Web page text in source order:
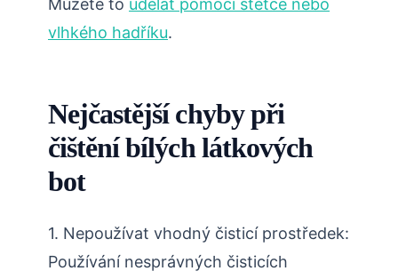
Můžete to udělat pomocí štětce nebo
vlhkého hadříku.
Nejčastější chyby při
čištění bílých látkových
bot
1. Nepoužívat vhodný čisticí prostředek:
Používání nesprávných čisticích